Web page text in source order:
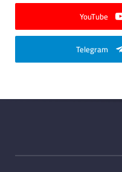
YouTube
Telegram